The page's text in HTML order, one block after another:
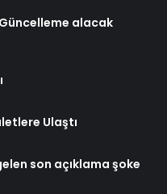
alacak
Ulaştı
son açıklama şoke